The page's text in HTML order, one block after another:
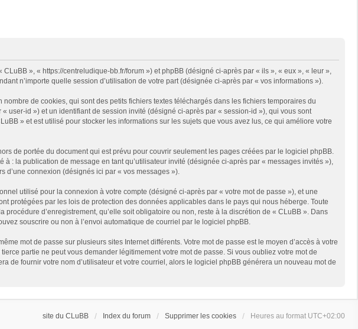
», « https://centreludique-bb.fr/forum ») et phpBB (désigné ci-après par « ils », « eux », « leur »,
n’importe quelle session d’utilisation de votre part (désignée ci-après par « vos informations »).
de cookies, qui sont des petits fichiers textes téléchargés dans les fichiers temporaires du
user-id ») et un identifiant de session invité (désigné ci-après par « session-id »), qui vous sont
» et est utilisé pour stocker les informations sur les sujets que vous avez lus, ce qui améliore votre
de portée du document qui est prévu pour couvrir seulement les pages créées par le logiciel phpBB.
: la publication de message en tant qu’utilisateur invité (désignée ci-après par « messages invités »),
d’une connexion (désignés ici par « vos messages »).
utilisé pour la connexion à votre compte (désigné ci-après par « votre mot de passe »), et une
protégées par les lois de protection des données applicables dans le pays qui nous héberge. Toute
d’enregistrement, qu’elle soit obligatoire ou non, reste à la discrétion de « CLuBB ». Dans
souscrire ou non à l’envoi automatique de courriel par le logiciel phpBB.
mot de passe sur plusieurs sites Internet différents. Votre mot de passe est le moyen d’accès à votre
partie ne peut vous demander légitimement votre mot de passe. Si vous oubliez votre mot de
de fournir votre nom d’utilisateur et votre courriel, alors le logiciel phpBB générera un nouveau mot de
site du CLuBB Index du forum Supprimer les cookies Heures au format UTC+02:00